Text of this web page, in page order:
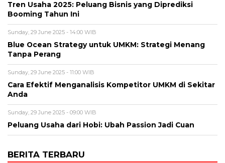
Tren Usaha 2025: Peluang Bisnis yang Diprediksi
Booming Tahun Ini
Sunday, 29 June 2025 - 14:00 WIB
Blue Ocean Strategy untuk UMKM: Strategi Menang
Tanpa Perang
Sunday, 29 June 2025 - 11:00 WIB
Cara Efektif Menganalisis Kompetitor UMKM di Sekitar
Anda
Sunday, 29 June 2025 - 09:00 WIB
Peluang Usaha dari Hobi: Ubah Passion Jadi Cuan
BERITA TERBARU